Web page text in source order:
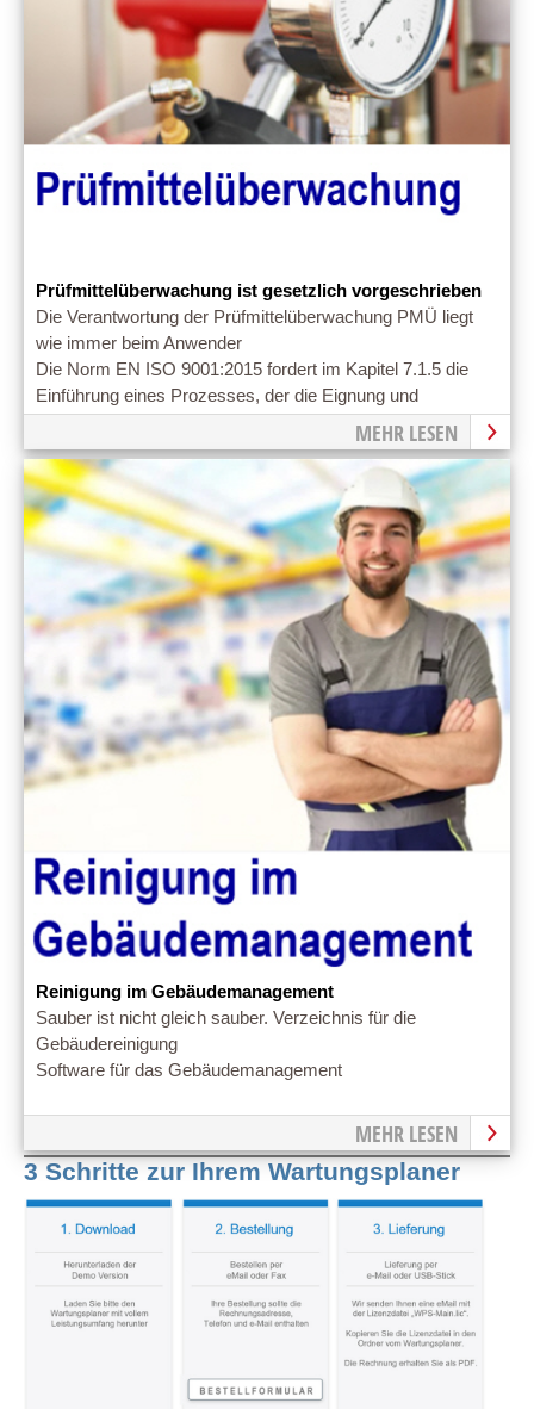
Prüfmittelüberwachung ist gesetzlich vorgeschrieben
Die Verantwortung der Prüfmittelüberwachung PMÜ liegt
wie immer beim Anwender
Die Norm EN ISO 9001:2015 fordert im Kapitel 7.1.5 die
Einführung eines Prozesses, der die Eignung und
MEHR LESEN
Reinigung im Gebäudemanagement
Sauber ist nicht gleich sauber. Verzeichnis für die
Gebäudereinigung
Software für das Gebäudemanagement
MEHR LESEN
3 Schritte zur Ihrem Wartungsplaner